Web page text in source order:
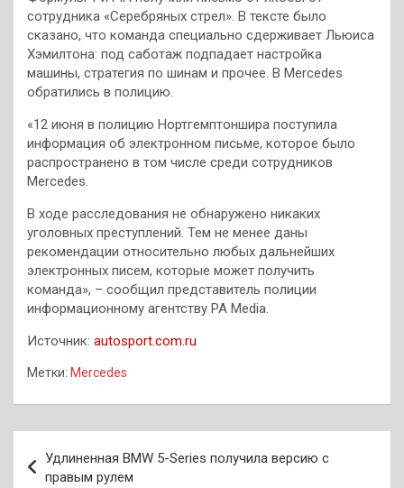
сотрудника «Серебряных стрел». В тексте было
сказано, что команда специально сдерживает Льюиса
Хэмилтона: под саботаж подпадает настройка
машины, стратегия по шинам и прочее. В Mercedes
обратились в полицию.
«12 июня в полицию Нортгемптоншира поступила
информация об электронном письме, которое было
распространено в том числе среди сотрудников
Mercedes.
В ходе расследования не обнаружено никаких
уголовных преступлений. Тем не менее даны
рекомендации относительно любых дальнейших
электронных писем, которые может получить
команда», – сообщил представитель полиции
информационному агентству PA Media.
Источник: autosport.com.ru
Метки: Mercedes
по
Удлиненная BMW 5-Series получила версию с
правым рулем